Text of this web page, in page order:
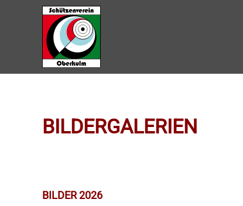
Zum Hauptinhalt springen
BILDERGALERIEN
BILDER 2026